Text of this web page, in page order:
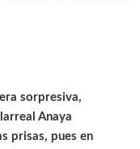
sorpresiva,
Anaya
prisas, pues en